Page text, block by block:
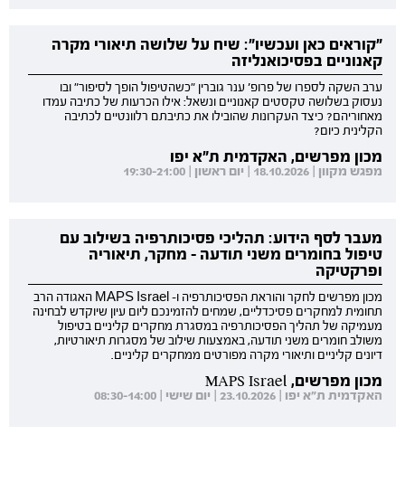
"קוראים כאן ועכשיו": שיח על שלושה תיאורי מקרה
קאנוניים בפסיכואנליזה
ערב השקה לספרו של פרופ' ענר גוברין "כשהטיפול הופך לסיפור" ובו
נעסוק בשלושה טקסטים קאנוניים ונשאל: אילו הכרעות של כתיבה עמדו
מאחוריהם? כיצד העקרונות שהובילו את כתיבתם רלוונטיים לכתיבה
הקלינית כיום?
מכון מפרשים, האקדמית ת"א יפו
מפגש מקוון | 18.10.2026 | יום ראשון | 19:30-21:00
מעבר לסף הידוע: תהליכי פסיכותרפיה בשילוב עם
טיפול בחומרים משני תודעה - מחקר, תיאוריה
ופרקטיקה
מכון מפרשים לחקר והוראת הפסיכותרפיה ו- MAPS Israel האגודה הרב
תחומית למחקרים פסיכדליים, שמחים להזמינכם ליום עיון שיוקדש לבחינה
מעמיקה של תהליך הפסיכותרפיה במסגרת מחקרים קליניים בטיפול
משולב חומרים משני תודעה, באמצעות שילוב של מסגרות תיאורטיות,
דיונים קליניים ותיאורי מקרה מפורטים ממחקרים קליניים.
מכון מפרשים, MAPS Israel
האקדמית ת"א יפו | 23.10.2026 | יום שישי | 08:30-14:00